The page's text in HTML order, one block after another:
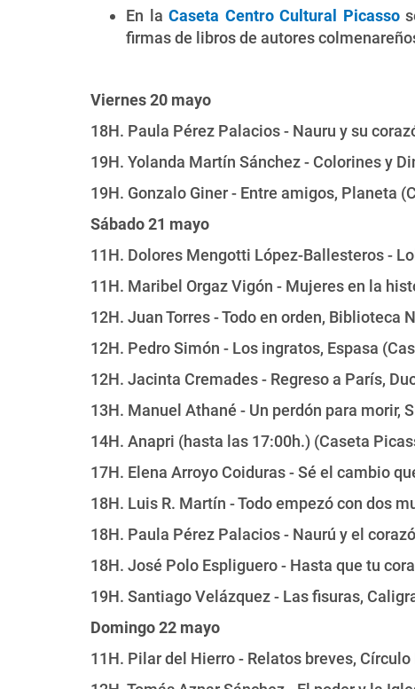
En laCaseta Centro Cultural Picasso
firmas de libros de autores
Viernes 20 mayo
18H. Paula Pérez Palacios - Nauru y su
19H. Yolanda Martín Sánchez - Colorines y
19H. Gonzalo Giner - Entre amigos, Planeta
Sábado 21 mayo
11H. Dolores Mengotti López-Ballesteros -
11H. Maribel Orgaz Vigón - Mujeres en la
12H. Juan Torres - Todo en orden, Biblioteca
12H. Pedro Simón - Los ingratos, Espasa
12H. Jacinta Cremades - Regreso a París,
13H. Manuel Athané - Un perdón para morir,
14H. Anapri (hasta las 17:00h.) (Caseta
17H. Elena Arroyo Coiduras - Sé el cambio
18H. Luis R. Martín - Todo empezó con dos
18H. Paula Pérez Palacios - Naurú y el
18H. José Polo Espliguero - Hasta que tu
19H. Santiago Velázquez - Las fisuras,
Domingo 22 mayo
11H. Pilar del Hierro - Relatos breves,